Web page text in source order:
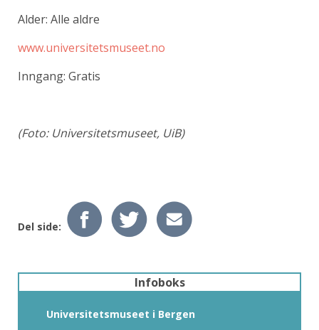
Alder: Alle aldre
www.universitetsmuseet.no
Inngang: Gratis
(Foto: Universitetsmuseet, UiB)
Del side:
Infoboks
Universitetsmuseet i Bergen